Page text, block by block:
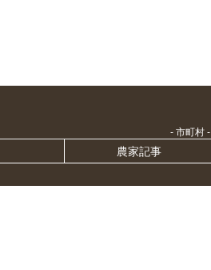
- 市町村 -
農家記事